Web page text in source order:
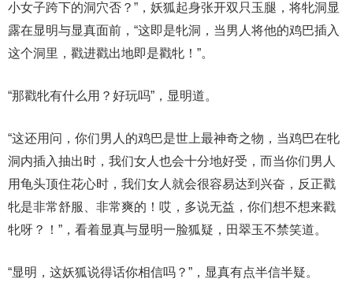
小女子跨下的洞穴否？”，妖狐起身张开双只玉腿，将牝洞显
露在显明与显真面前，“这即是牝洞，当男人将他的鸡巴插入
这个洞里，戳进戳出地即是戳牝！”。
“那戳牝有什么用？好玩吗”，显明道。
“这还用问，你们男人的鸡巴是世上最神奇之物，当鸡巴在牝
洞内插入抽出时，我们女人也会十分地好受，而当你们男人
用龟头顶住花心时，我们女人就会很容易达到兴奋，反正戳
牝是非常舒服、非常爽的！哎，多说无益，你们想不想来戳
牝呀？！”，看着显真与显明一脸狐疑，田翠玉不禁笑道。
“显明，这妖狐说得话你相信吗？”，显真有点半信半疑。